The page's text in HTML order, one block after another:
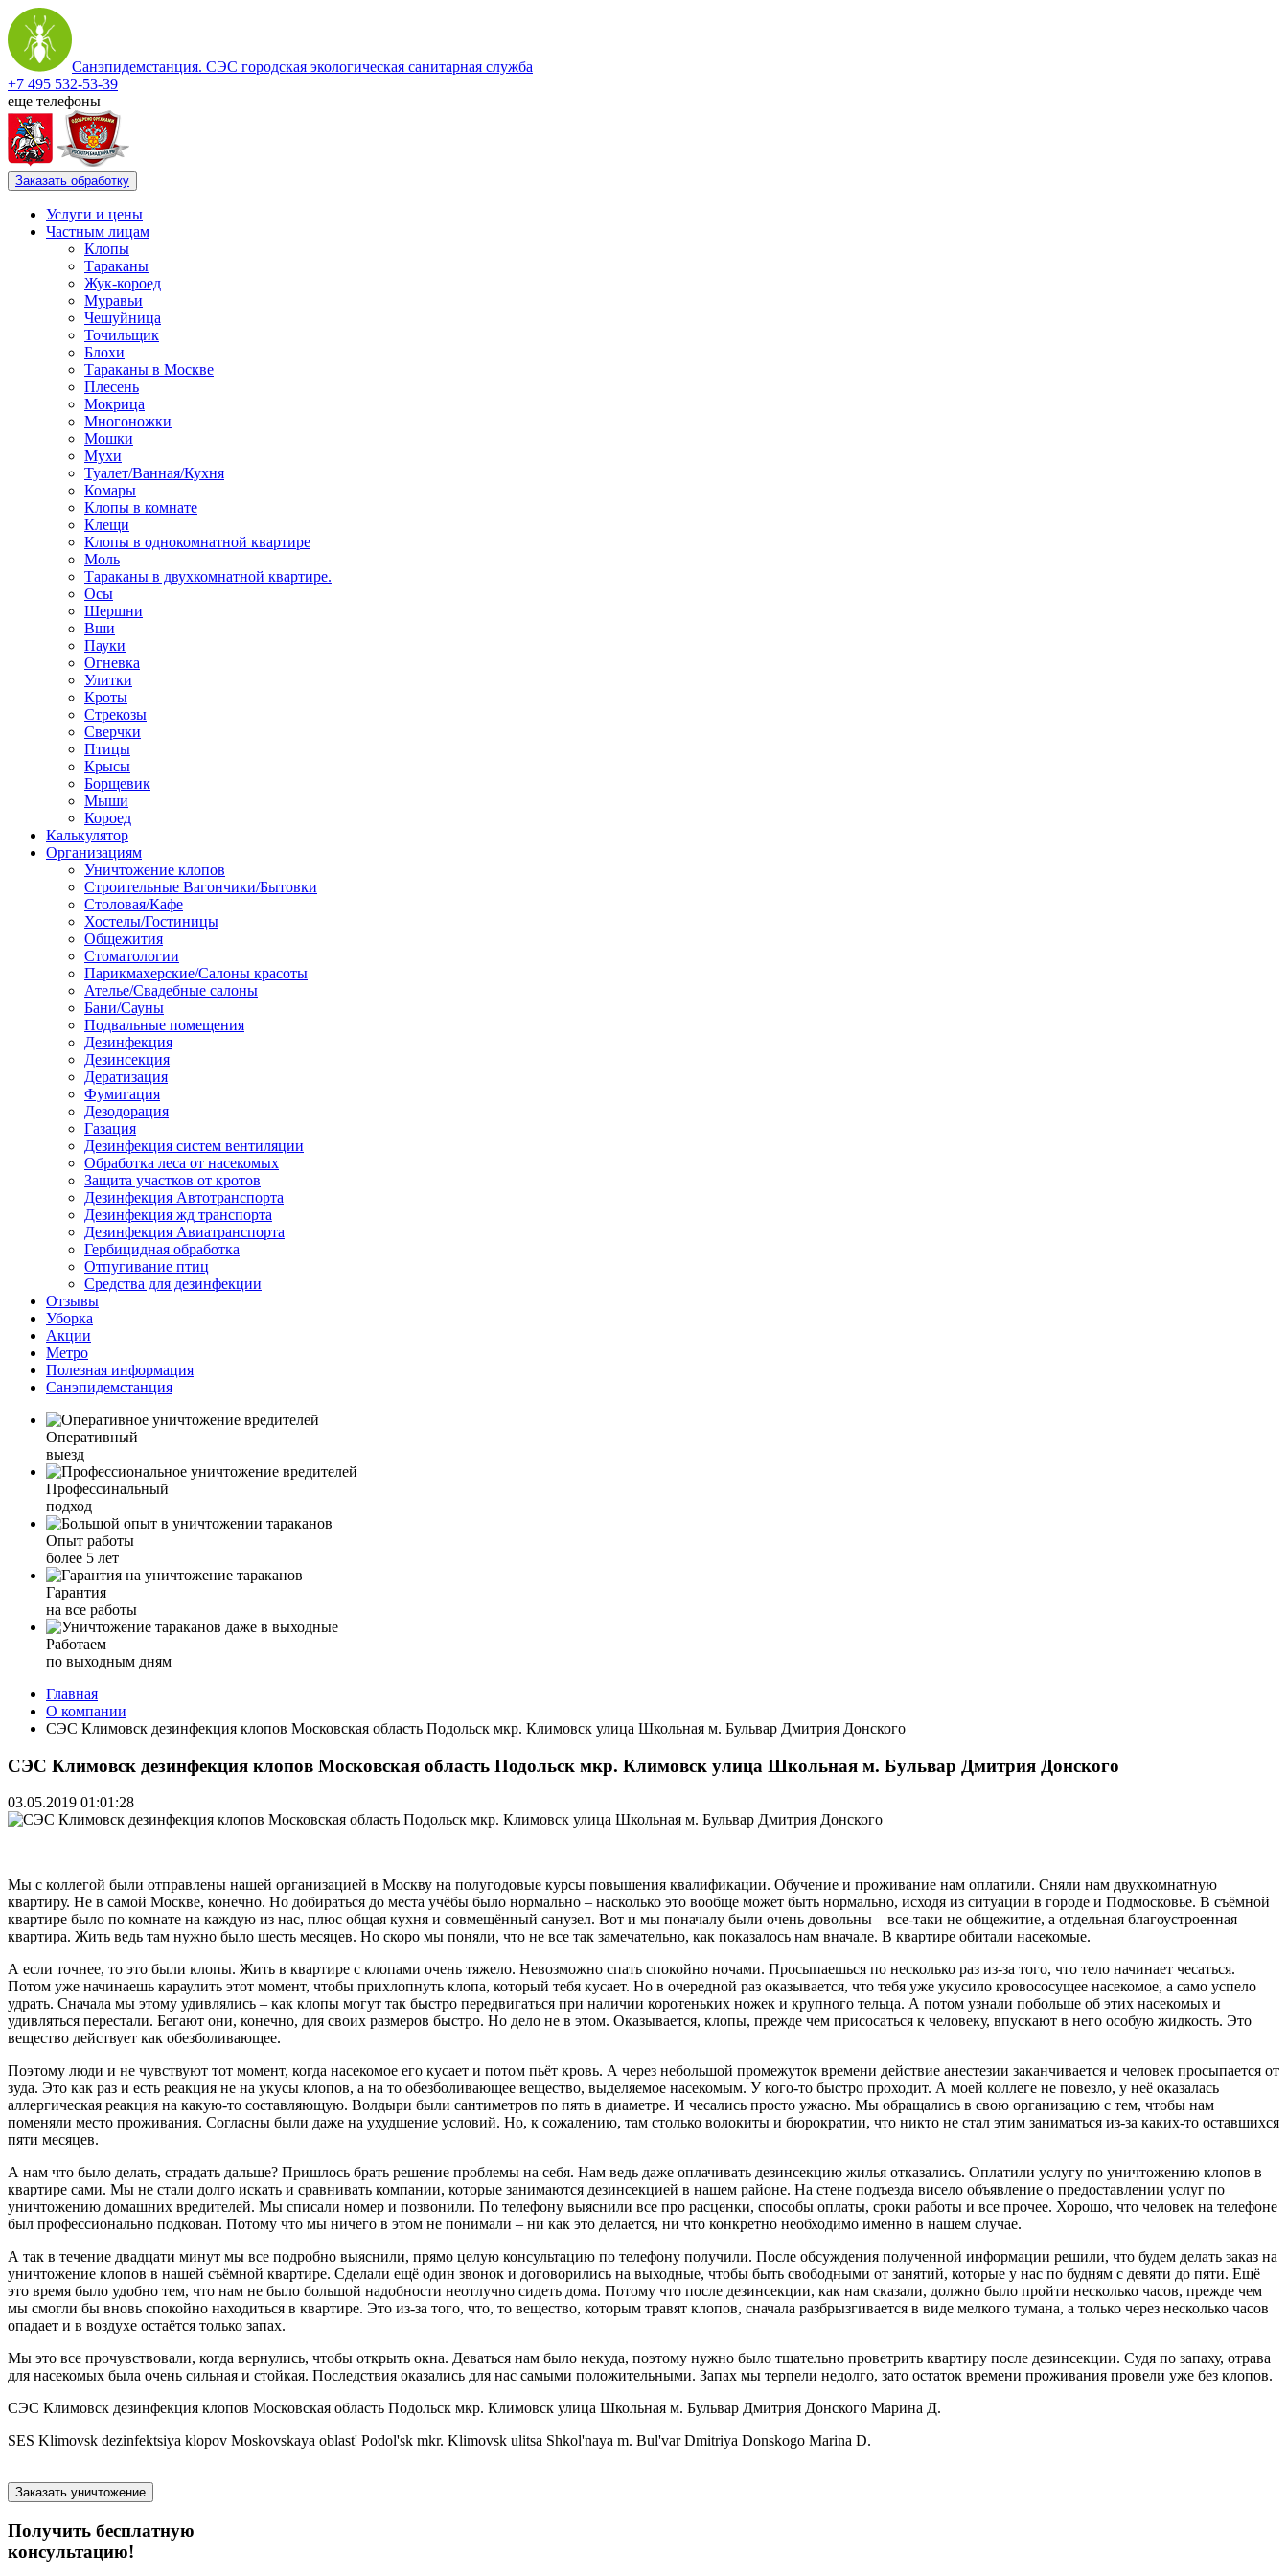
Санэпидемстанция. СЭС городская экологическая санитарная служба
+7 495 532-53-39
еще телефоны
Заказать обработку
Услуги и цены
Частным лицам
Клопы
Тараканы
Жук-короед
Муравьи
Чешуйница
Точильщик
Блохи
Тараканы в Москве
Плесень
Мокрица
Многоножки
Мошки
Мухи
Туалет/Ванная/Кухня
Комары
Клопы в комнате
Клещи
Клопы в однокомнатной квартире
Моль
Тараканы в двухкомнатной квартире.
Осы
Шершни
Вши
Пауки
Огневка
Улитки
Кроты
Стрекозы
Сверчки
Птицы
Крысы
Борщевик
Мыши
Короед
Калькулятор
Организациям
Уничтожение клопов
Строительные Вагончики/Бытовки
Столовая/Кафе
Хостелы/Гостиницы
Общежития
Стоматологии
Парикмахерские/Салоны красоты
Ателье/Свадебные салоны
Бани/Сауны
Подвальные помещения
Дезинфекция
Дезинсекция
Дератизация
Фумигация
Дезодорация
Газация
Дезинфекция систем вентиляции
Обработка леса от насекомых
Защита участков от кротов
Дезинфекция Автотранспорта
Дезинфекция жд транспорта
Дезинфекция Авиатранспорта
Гербицидная обработка
Отпугивание птиц
Средства для дезинфекции
Отзывы
Уборка
Акции
Метро
Полезная информация
Санэпидемстанция
Оперативный
выезд
Профессинальный
подход
Опыт работы
более 5 лет
Гарантия
на все работы
Работаем
по выходным дням
Главная
О компании
СЭС Климовск дезинфекция клопов Московская область Подольск мкр. Климовск улица Школьная м. Бульвар Дмитрия Донского
СЭС Климовск дезинфекция клопов Московская область Подольск мкр. Климовск улица Школьная м. Бульвар Дмитрия Донского
03.05.2019 01:01:28
Мы с коллегой были отправлены нашей организацией в Москву на полугодовые курсы повышения квалификации. Обучение и проживание нам оплатили. Сняли нам двухкомнатную
квартиру. Не в самой Москве, конечно. Но добираться до места учёбы было нормально – насколько это вообще может быть нормально, исходя из ситуации в городе и Подмосковье. В съёмной
квартире было по комнате на каждую из нас, плюс общая кухня и совмещённый санузел. Вот и мы поначалу были очень довольны – все-таки не общежитие, а отдельная благоустроенная
квартира. Жить ведь там нужно было шесть месяцев. Но скоро мы поняли, что не все так замечательно, как показалось нам вначале. В квартире обитали насекомые.
А если точнее, то это были клопы. Жить в квартире с клопами очень тяжело. Невозможно спать спокойно ночами. Просыпаешься по несколько раз из-за того, что тело начинает чесаться.
Потом уже начинаешь караулить этот момент, чтобы прихлопнуть клопа, который тебя кусает. Но в очередной раз оказывается, что тебя уже укусило кровососущее насекомое, а само успело
удрать. Сначала мы этому удивлялись – как клопы могут так быстро передвигаться при наличии коротеньких ножек и крупного тельца. А потом узнали побольше об этих насекомых и
удивляться перестали. Бегают они, конечно, для своих размеров быстро. Но дело не в этом. Оказывается, клопы, прежде чем присосаться к человеку, впускают в него особую жидкость. Это
вещество действует как обезболивающее.
Поэтому люди и не чувствуют тот момент, когда насекомое его кусает и потом пьёт кровь. А через небольшой промежуток времени действие анестезии заканчивается и человек просыпается от
зуда. Это как раз и есть реакция не на укусы клопов, а на то обезболивающее вещество, выделяемое насекомым. У кого-то быстро проходит. А моей коллеге не повезло, у неё оказалась
аллергическая реакция на какую-то составляющую. Волдыри были сантиметров по пять в диаметре. И чесались просто ужасно. Мы обращались в свою организацию с тем, чтобы нам
поменяли место проживания. Согласны были даже на ухудшение условий. Но, к сожалению, там столько волокиты и бюрократии, что никто не стал этим заниматься из-за каких-то оставшихся
пяти месяцев.
А нам что было делать, страдать дальше? Пришлось брать решение проблемы на себя. Нам ведь даже оплачивать дезинсекцию жилья отказались. Оплатили услугу по уничтожению клопов в
квартире сами. Мы не стали долго искать и сравнивать компании, которые занимаются дезинсекцией в нашем районе. На стене подъезда висело объявление о предоставлении услуг по
уничтожению домашних вредителей. Мы списали номер и позвонили. По телефону выяснили все про расценки, способы оплаты, сроки работы и все прочее. Хорошо, что человек на телефоне
был профессионально подкован. Потому что мы ничего в этом не понимали – ни как это делается, ни что конкретно необходимо именно в нашем случае.
А так в течение двадцати минут мы все подробно выяснили, прямо целую консультацию по телефону получили. После обсуждения полученной информации решили, что будем делать заказ на
уничтожение клопов в нашей съёмной квартире. Сделали ещё один звонок и договорились на выходные, чтобы быть свободными от занятий, которые у нас по будням с девяти до пяти. Ещё
это время было удобно тем, что нам не было большой надобности неотлучно сидеть дома. Потому что после дезинсекции, как нам сказали, должно было пройти несколько часов, прежде чем
мы смогли бы вновь спокойно находиться в квартире. Это из-за того, что, то вещество, которым травят клопов, сначала разбрызгивается в виде мелкого тумана, а только через несколько часов
опадает и в воздухе остаётся только запах.
Мы это все прочувствовали, когда вернулись, чтобы открыть окна. Деваться нам было некуда, поэтому нужно было тщательно проветрить квартиру после дезинсекции. Судя по запаху, отрава
для насекомых была очень сильная и стойкая. Последствия оказались для нас самыми положительными. Запах мы терпели недолго, зато остаток времени проживания провели уже без клопов.
СЭС Климовск дезинфекция клопов Московская область Подольск мкр. Климовск улица Школьная м. Бульвар Дмитрия Донского Марина Д.
SES Klimovsk dezinfektsiya klopov Moskovskaya oblast' Podol'sk mkr. Klimovsk ulitsa Shkol'naya m. Bul'var Dmitriya Donskogo Marina D.
Заказать уничтожение
Получить бесплатную
консультацию!